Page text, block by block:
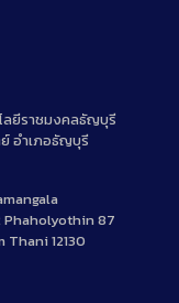
ลยีราชมงคลธัญบุรี
อำเภอธัญบุรี
87
12130